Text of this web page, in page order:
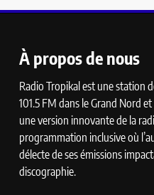
À propos de nous
Radio Tropikal est une station
101.5 FM dans le Grand Nord
une version innovante de la
programmation inclusive où
délecte de ses émissions
discographie.